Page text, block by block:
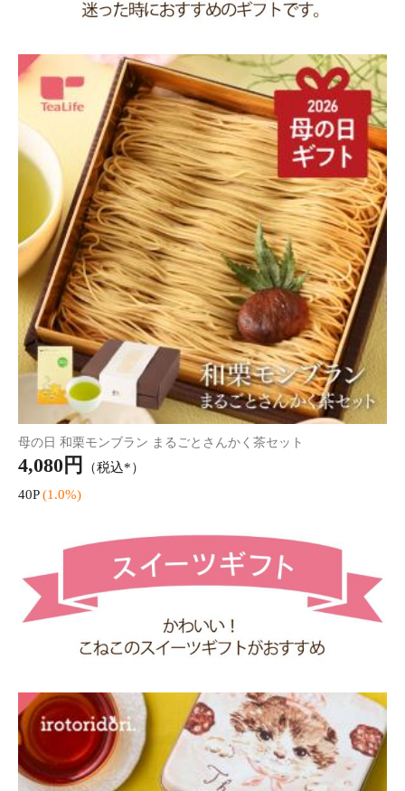
母の日 和栗モンブラン まるごとさんかく茶セット
4,080円（税込*）
40P (1.0%)
母の日 こねこのこねこねクッキー+贅沢はちみつ紅茶
3,590円 （税込）
送料無
料
35P
(1.0%)